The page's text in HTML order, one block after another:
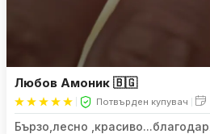
Любов Амоник 🇧🇬
Потвърден купувач
Бързо,лесно